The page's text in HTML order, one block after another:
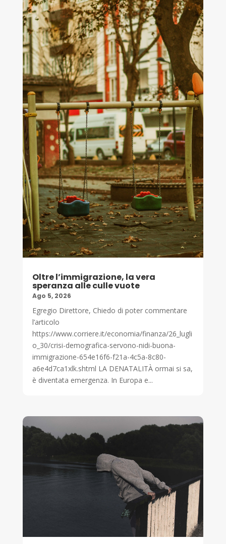
Oltre l’immigrazione, la vera
speranza alle culle vuote
Ago 5, 2026
Egregio Direttore, Chiedo di poter commentare
l’articolo
https://www.corriere.it/economia/finanza/26_lugli
o_30/crisi-demografica-servono-nidi-buona-
immigrazione-654e16f6-f21a-4c5a-8c80-
a6e4d7ca1xlk.shtml LA DENATALITÀ ormai si sa,
è diventata emergenza. In Europa e...